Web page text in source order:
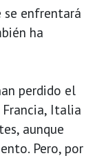
se enfrentará
ha
perdido el
Italia
aunque
Pero, por